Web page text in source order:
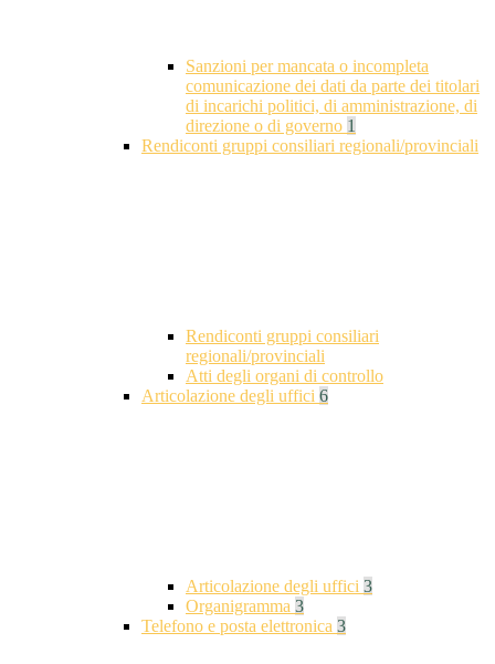
Sanzioni per mancata o incompleta
comunicazione dei dati da parte dei titolari
di incarichi politici, di amministrazione, di
direzione o di governo 1
Rendiconti gruppi consiliari regionali/provinciali
Rendiconti gruppi consiliari
regionali/provinciali
Atti degli organi di controllo
Articolazione degli uffici 6
Articolazione degli uffici 3
Organigramma 3
Telefono e posta elettronica 3